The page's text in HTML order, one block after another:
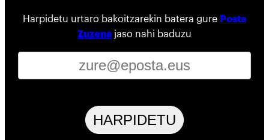
Harpidetu urtaro bakoitzarekin batera gure Posta
Zuzena jaso nahi baduzu
HARPIDETU